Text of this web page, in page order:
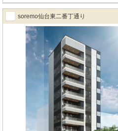
soremo仙台東二番丁通り